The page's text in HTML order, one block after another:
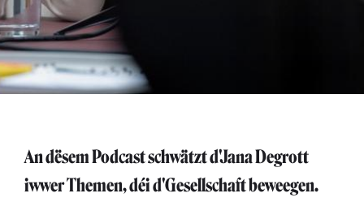
An dësem Podcast schwätzt d'Jana Degrott
iwwer Themen, déi d'Gesellschaft beweegen.